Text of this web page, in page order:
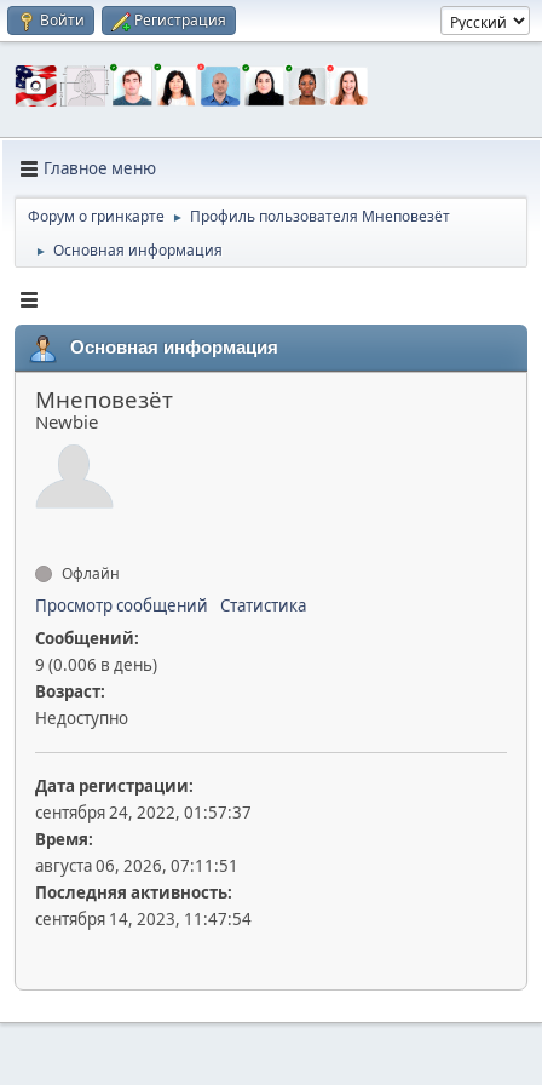
Войти Регистрация
Главное меню
Форум о гринкарте ► Профиль пользователя Мнеповезёт
► Основная информация
Основная информация
Мнеповезёт
Newbie
Офлайн
Просмотр сообщений
Статистика
Сообщений:
9 (0.006 в день)
Возраст:
Недоступно
Дата регистрации:
сентября 24, 2022, 01:57:37
Время:
августа 06, 2026, 07:11:51
Последняя активность:
сентября 14, 2023, 11:47:54